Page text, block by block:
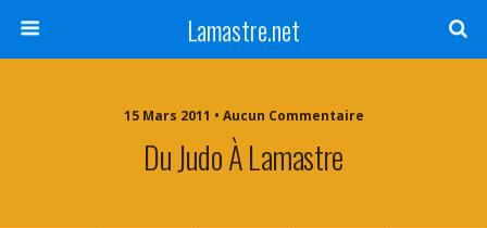
Lamastre.net
15 Mars 2011 • Aucun Commentaire
Du Judo À Lamastre